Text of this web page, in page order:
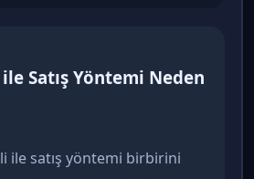
ile Satış Yöntemi Neden
ile satış yöntemi birbirini